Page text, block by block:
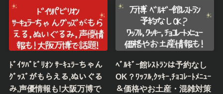
ﾄﾞｲﾂﾊﾟﾋﾞﾘｵﾝ ｻｰｷｭﾗｰちゃん
ｸﾞｯｽﾞがもらえる,ぬいぐる
み,声優情報も!大阪万博で
ﾍﾞﾙｷﾞｰ館ﾚｽﾄﾗﾝは予約なし
OK？ﾜｯﾌﾙ,ｸｯｷｰ,ﾁｮｺﾚｰﾄﾒﾆｭｰ
＆価格やお土産・混雑対策